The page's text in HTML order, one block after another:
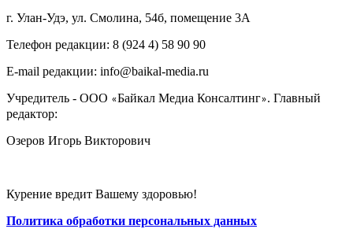
г. Улан-Удэ, ул. Смолина, 54б, помещение 3А
Телефон редакции: ‎‎8 (924 4) 58 90 90
E-mail редакции: info@baikal-media.ru
Учредитель - ООО «Байкал Медиа Консалтинг». Главный
редактор:
Озеров Игорь Викторович
Курение вредит Вашему здоровью!
Политика обработки персональных данных